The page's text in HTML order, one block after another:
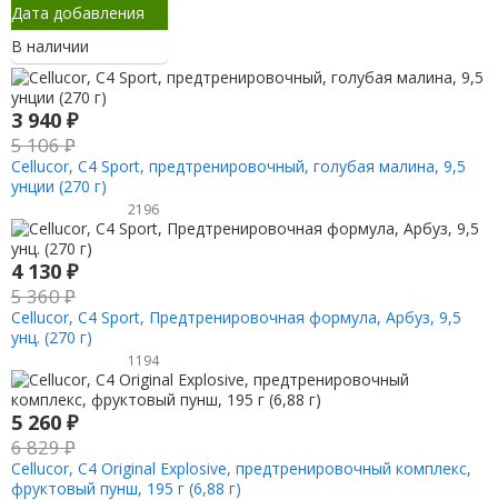
Дата добавления
В наличии
3 940 ₽
5 106₽
Cellucor, C4 Sport, предтренировочный, голубая малина, 9,5
унции (270 г)
2196
4 130 ₽
5 360₽
Cellucor, C4 Sport, Предтренировочная формула, Арбуз, 9,5
унц. (270 г)
1194
5 260 ₽
6 829₽
Cellucor, C4 Original Explosive, предтренировочный комплекс,
фруктовый пунш, 195 г (6,88 г)